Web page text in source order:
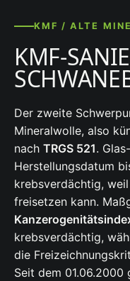
KMF / ALTE
KMF-
Der zweite
Mineralwolle, also
nach TRGS 521.
Herstellungsdatum
krebsverdächtig,
freisetzen kann.
krebsverdächtig,
die
Seit dem